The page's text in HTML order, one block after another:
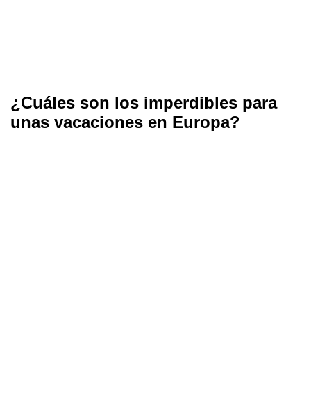
¿Cuáles son los imperdibles para
unas vacaciones en Europa?